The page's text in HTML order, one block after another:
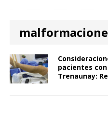
pacientes
Trenaunay: